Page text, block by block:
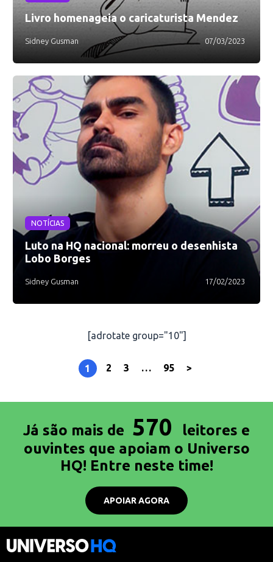
Livro homenageia o caricaturista Mendez
Sidney Gusman 07/03/2023
NOTÍCIAS
Luto na HQ nacional: morreu o desenhista
Lobo Borges
Sidney Gusman 17/02/2023
[adrotate group="10"]
1 2 3 … 95 >
Já são mais de 570
leitores e
ouvintes que apoiam o Universo
HQ! Entre neste time!
APOIAR AGORA